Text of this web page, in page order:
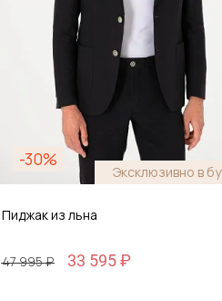
-30%
Эксклюзивно в
Пиджак из льна
47 995 ₽ 33 595 ₽